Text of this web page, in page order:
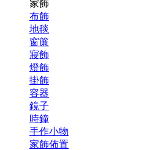
家飾
布飾
地毯
窗簾
寢飾
燈飾
掛飾
容器
鏡子
時鐘
手作小物
家飾佈置